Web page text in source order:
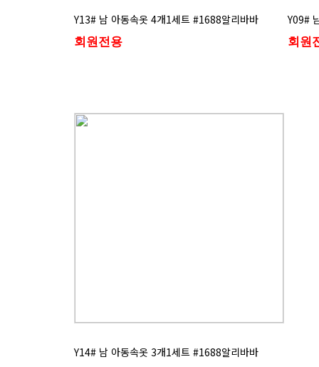
Y13# 남 아동속옷 4개1세트 #1688알리바바
회원전용
Y09#
회원
Y14# 남 아동속옷 3개1세트 #1688알리바바